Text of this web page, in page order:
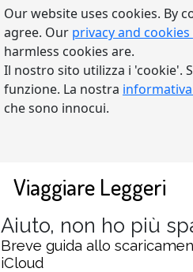
Our website uses cookies. By
agree. Our privacy and
harmless cookies are.
Il nostro sito utilizza i 'cookie'.
funzione. La nostra
che sono innocui.
Viaggiare Leggeri
Aiuto, non ho più
Breve guida allo
iCloud